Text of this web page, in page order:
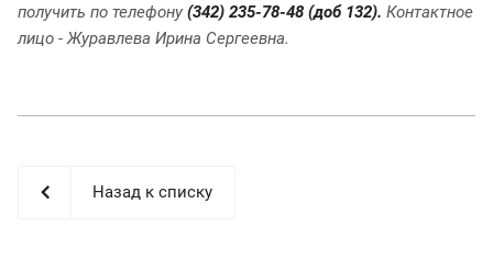
получить по телефону (342) 235-78-48 (доб 132). Контактное
лицо - Журавлева Ирина Сергеевна.
Назад к списку